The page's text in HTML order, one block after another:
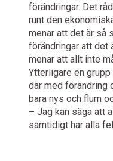
förändringar. Det
runt den
menar att det är så
förändringar att det
menar att allt inte
Ytterligare en
där med förändring
bara nys och flum
– Jag kan säga att
samtidigt har alla